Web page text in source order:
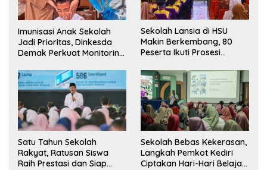
Imunisasi Anak Sekolah
Jadi Prioritas, Dinkesda
Demak Perkuat Monitoring
Sekolah Lansia di HSU
Makin Berkembang, 80
Peserta Ikuti Prosesi
Satu Tahun Sekolah
Rakyat, Ratusan Siswa
Raih Prestasi dan Siap
Sekolah Bebas Kekerasan,
Langkah Pemkot Kediri
Ciptakan Hari-Hari Belajar